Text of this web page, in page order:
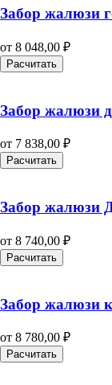
Забор жалюзи
от 8 048,00 ₽
Расчитать
Забор жалюзи
от 7 838,00 ₽
Расчитать
Забор жалюзи
от 8 740,00 ₽
Расчитать
Забор жалюзи
от 8 780,00 ₽
Расчитать